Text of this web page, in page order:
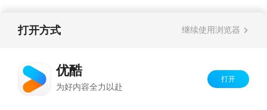
打开方式 继续使用浏览器
优酷
为好内容全力以赴
打开